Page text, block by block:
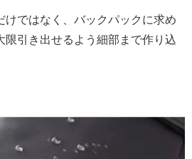
けではなく、バックパックに求め
限引き出せるよう細部まで作り込